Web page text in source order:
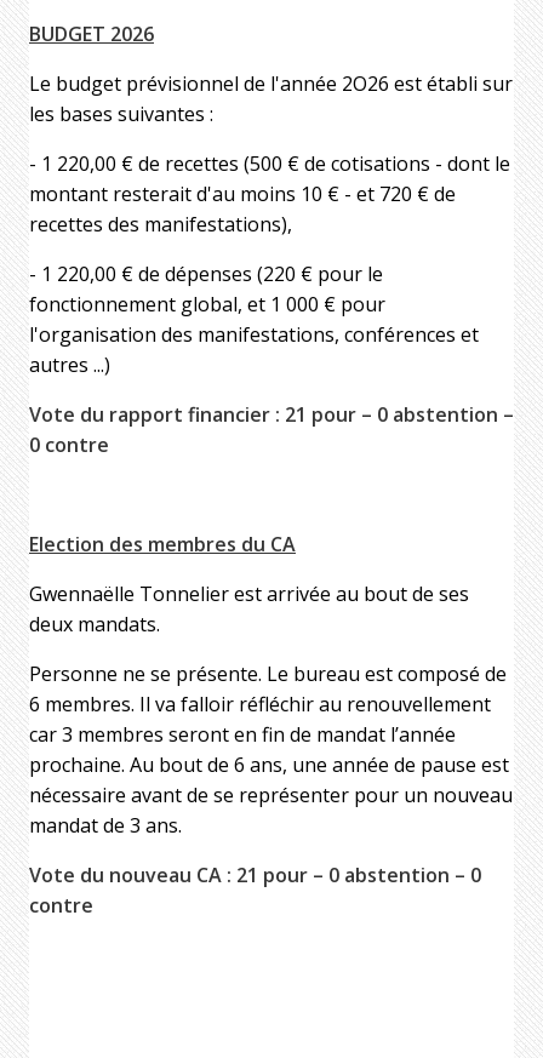
BUDGET 2026
Le budget prévisionnel de l'année 2O26 est établi sur
les bases suivantes :
- 1 220,00 € de recettes (500 € de cotisations - dont le
montant resterait d'au moins 10 € - et 720 € de
recettes des manifestations),
- 1 220,00 € de dépenses (220 € pour le
fonctionnement global, et 1 000 € pour
l'organisation des manifestations, conférences et
autres ...)
Vote du rapport financier : 21 pour – 0 abstention –
0 contre
Election des membres du CA
Gwennaëlle Tonnelier est arrivée au bout de ses
deux mandats.
Personne ne se présente. Le bureau est composé de
6 membres. Il va falloir réfléchir au renouvellement
car 3 membres seront en fin de mandat l’année
prochaine. Au bout de 6 ans, une année de pause est
nécessaire avant de se représenter pour un nouveau
mandat de 3 ans.
Vote du nouveau CA : 21 pour – 0 abstention – 0
contre